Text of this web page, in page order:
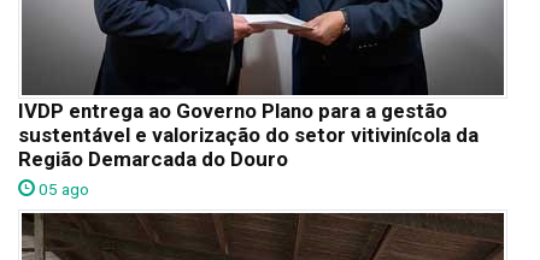
IVDP entrega ao Governo Plano para a gestão
sustentável e valorização do setor vitivinícola da
Região Demarcada do Douro
05 ago